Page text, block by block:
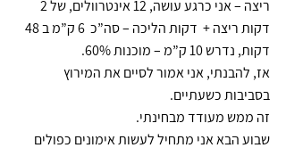
דקות, נדרש 10 ק”מ – מוכנות 60%.
אז, להבנתי, אני אמור לסיים את המירוץ
בסביבות כשעתיים.
זה ממש מעודד מבחינתי.
שבוע הבא אני מתחיל לעשות אימונים כפולים